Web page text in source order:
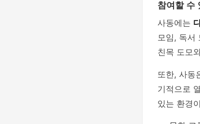
참여할 수
사동에는
모임, 독서
친목 도모
또한, 사동
기적으로
있는 환경